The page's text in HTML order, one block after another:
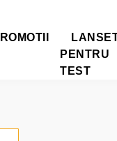
PENTRU
TEST